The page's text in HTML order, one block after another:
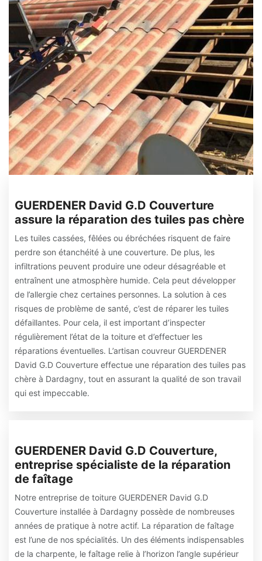
GUERDENER David G.D Couverture
assure la réparation des tuiles pas chère
Les tuiles cassées, fêlées ou ébréchées risquent de faire
perdre son étanchéité à une couverture. De plus, les
infiltrations peuvent produire une odeur désagréable et
entraînent une atmosphère humide. Cela peut développer
de l’allergie chez certaines personnes. La solution à ces
risques de problème de santé, c’est de réparer les tuiles
défaillantes. Pour cela, il est important d’inspecter
régulièrement l’état de la toiture et d’effectuer les
réparations éventuelles. L’artisan couvreur GUERDENER
David G.D Couverture effectue une réparation des tuiles pas
chère à Dardagny, tout en assurant la qualité de son travail
qui est impeccable.
GUERDENER David G.D Couverture,
entreprise spécialiste de la réparation
de faîtage
Notre entreprise de toiture GUERDENER David G.D
Couverture installée à Dardagny possède de nombreuses
années de pratique à notre actif. La réparation de faîtage
est l’une de nos spécialités. Un des éléments indispensables
de la charpente, le faîtage relie à l’horizon l’angle supérieur